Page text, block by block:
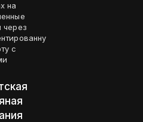
на
через
с